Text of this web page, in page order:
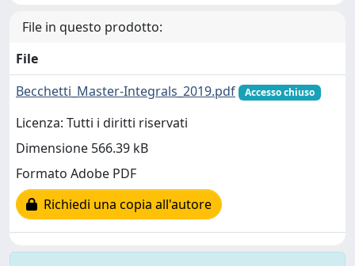
File in questo prodotto:
File
Becchetti_Master-Integrals_2019.pdf
Accesso chiuso
Licenza: Tutti i diritti riservati
Dimensione 566.39 kB
Formato Adobe PDF
Richiedi una copia all'autore